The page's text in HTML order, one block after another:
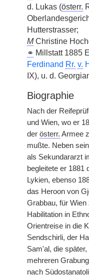
d. Lukas (österr.
Hutterstrasser;
MChristine
⚭ Millstatt 1885
Ferdinand Rr. v.
IX), u. d.
Biographie
Nach der
und Wien, wo er
der österr. Armee
mußte. Neben
als Sekundararzt
begleitete er 1881
Lykien, ebenso
das Heroon von
Grabbau, für Wien
Habilitation in
Orientreise in die
Sendschirli, der
Sam'al, die
mehreren
nach